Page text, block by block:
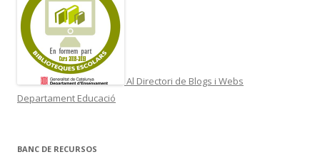
Al Directori de Blogs i Webs
Departament Educació
BANC DE RECURSOS